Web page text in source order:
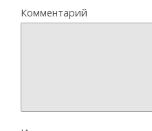
Комментарий